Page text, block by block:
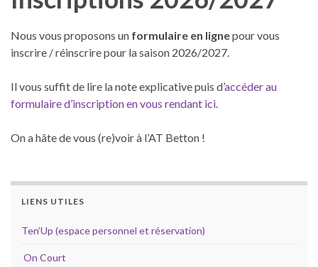
Nous vous proposons un formulaire en lignepour vous
inscrire / réinscrire pour la saison 2026/2027.
Il vous suffit de lire la note explicative puis d’accéder au
formulaire d’inscription en vous rendant ici.
On a hâte de vous (re)voir à l’AT Betton !
LIENS UTILES
Ten’Up (espace personnel et réservation)
On Court